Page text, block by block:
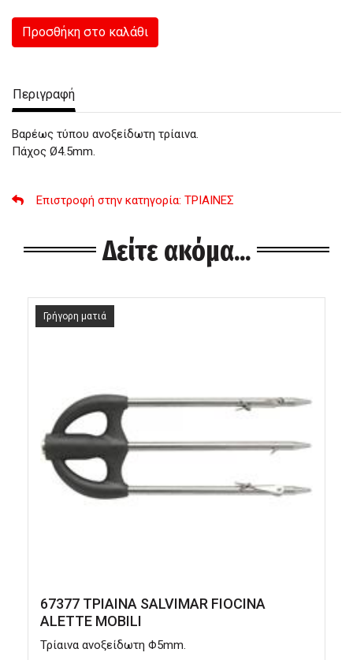
Προσθήκη στο καλάθι
Περιγραφή
Βαρέως τύπου ανοξείδωτη τρίαινα.
Πάχος Ø4.5mm.
Επιστροφή στην κατηγορία: ΤΡΙΑΙΝΕΣ
Δείτε ακόμα...
67377 ΤΡΙΑΙΝΑ SALVIMAR FIOCINA
ALETTE MOBILI
Τρίαινα ανοξείδωτη Φ5mm.
Γρήγορη ματιά